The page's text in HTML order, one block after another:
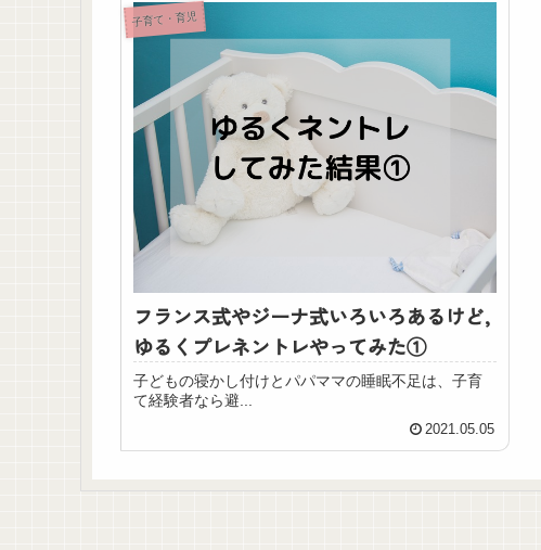
子育て・育児
フランス式やジーナ式いろいろあるけど,
ゆるくプレネントレやってみた①
子どもの寝かし付けとパパママの睡眠不足は、子育
て経験者なら避...
2021.05.05